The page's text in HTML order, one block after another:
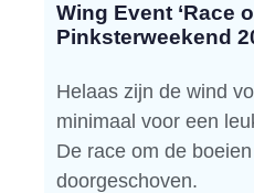
Wing Event ‘Race
Pinksterweekend
Helaas zijn de wind
minimaal voor een
De race om de
doorgeschoven.